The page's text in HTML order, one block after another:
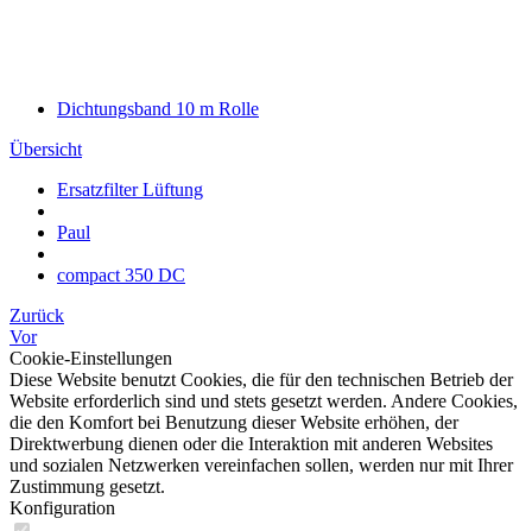
Dichtungsband 10 m Rolle
Übersicht
Ersatzfilter Lüftung
Paul
compact 350 DC
Zurück
Vor
Cookie-Einstellungen
Diese Website benutzt Cookies, die für den technischen Betrieb der
Website erforderlich sind und stets gesetzt werden. Andere Cookies,
die den Komfort bei Benutzung dieser Website erhöhen, der
Direktwerbung dienen oder die Interaktion mit anderen Websites
und sozialen Netzwerken vereinfachen sollen, werden nur mit Ihrer
Zustimmung gesetzt.
Konfiguration